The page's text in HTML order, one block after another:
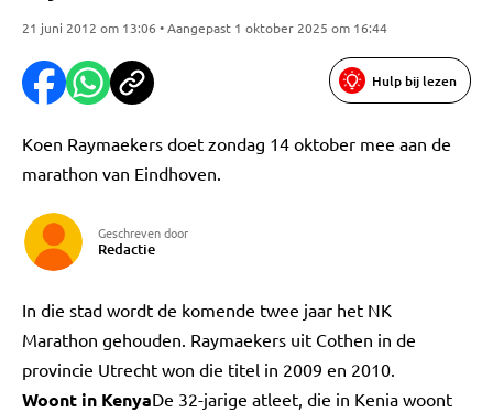
21 juni 2012 om 13:06 • Aangepast 1 oktober 2025 om 16:44
Hulp bij lezen
Koen Raymaekers doet zondag 14 oktober mee aan de
marathon van Eindhoven.
Geschreven door
Redactie
In die stad wordt de komende twee jaar het NK
Marathon gehouden. Raymaekers uit Cothen in de
provincie Utrecht won die titel in 2009 en 2010.
Woont in KenyaDe 32-jarige atleet, die in Kenia woont